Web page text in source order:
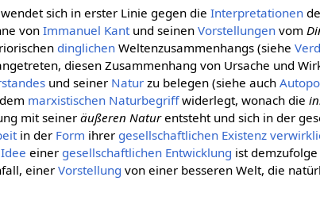
sich in erster Linie gegen dieInterpretationen
vonImmanuel Kantund seinenVorstellungen vom
dinglichen Weltenzusammenhangs (siehe
diesen Zusammenhang von Ursache und
und seiner Natur zu belegen (siehe auch
marxistischen Naturbegriffwiderlegt, wonach die
mit seineräußeren Naturentsteht und sich in der
in der Form ihrer gesellschaftlichen Existenz
Idee einer gesellschaftlichen Entwicklung ist
einerVorstellung von einer besseren Welt, die